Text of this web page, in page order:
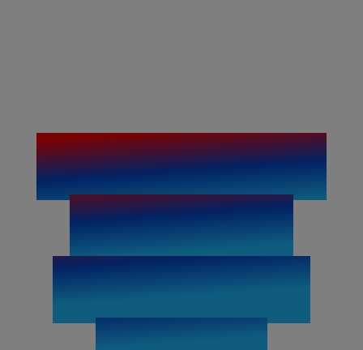
Inter­na­tio­na­
ler Berufs­­
einstieg mit